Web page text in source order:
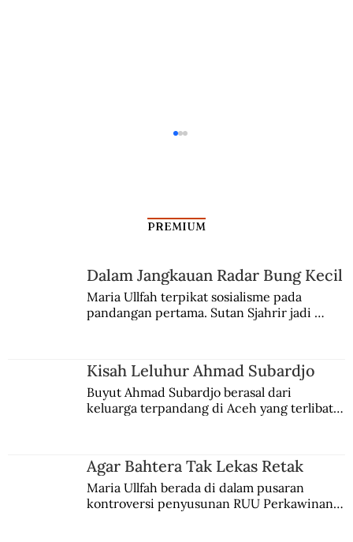
Nafsu Berahi Merongrong Kamerad
PREMIUM
Dalam Jangkauan Radar Bung Kecil
Maria Ullfah terpikat sosialisme pada
pandangan pertama. Sutan Sjahrir jadi
Kisah Leluhur Ahmad Subardjo
Buyut Ahmad Subardjo berasal dari
keluarga terpandang di Aceh yang terlibat
Agar Bahtera Tak Lekas Retak
Maria Ullfah berada di dalam pusaran
kontroversi penyusunan RUU Perkawinan.